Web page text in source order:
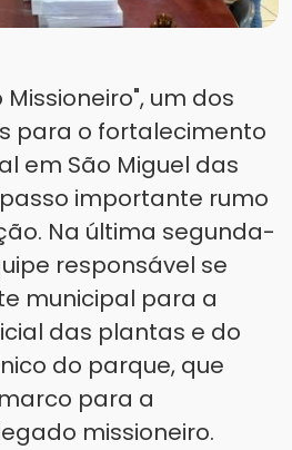
um dos
para o fortalecimento
em São Miguel das
importante rumo
Na última segunda-
responsável se
municipal para a
das plantas e do
do parque, que
para a
missioneiro.